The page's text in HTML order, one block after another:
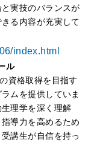
実技のバランスが
る内容が充実して
index.html
ル
資格取得を目指す
ムを提供していま
理学を深く理解
導力を高めるため
講生が自信を持っ